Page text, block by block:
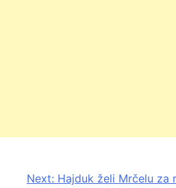
Next: Hajduk želi Mrčelu za